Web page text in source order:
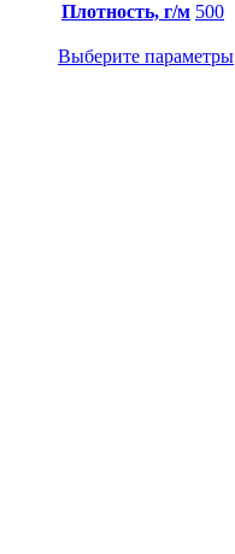
Плотность, г/м 500
Выберите параметры